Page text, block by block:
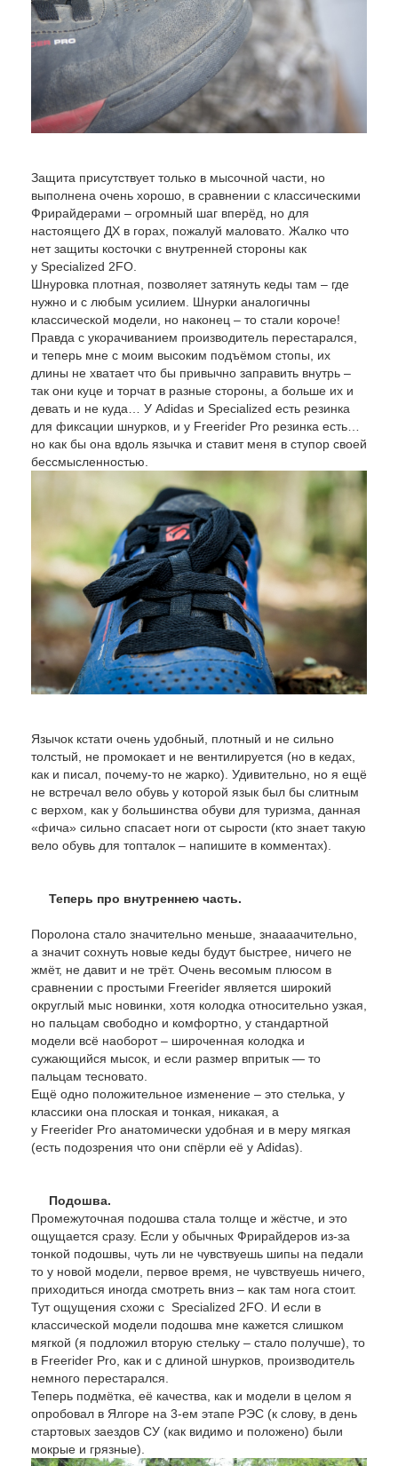
Защита присутствует только в мысочной части, но
выполнена очень хорошо, в сравнении с классическими
Фрирайдерами – огромный шаг вперёд, но для
настоящего ДХ в горах, пожалуй маловато. Жалко что
нет защиты косточки с внутренней стороны как
у Specialized 2FО.
Шнуровка плотная, позволяет затянуть кеды там – где
нужно и с любым усилием. Шнурки аналогичны
классической модели, но наконец – то стали короче!
Правда с укорачиванием производитель перестарался,
и теперь мне с моим высоким подъёмом стопы, их
длины не хватает что бы привычно заправить внутрь –
так они куце и торчат в разные стороны, а больше их и
девать и не куда… У Adidas и Specialized есть резинка
для фиксации шнурков, и у Freerider Pro резинка есть…
но как бы она вдоль язычка и ставит меня в ступор своей
бессмысленностью.
Язычок кстати очень удобный, плотный и не сильно
толстый, не промокает и не вентилируется (но в кедах,
как и писал, почему-то не жарко). Удивительно, но я ещё
не встречал вело обувь у которой язык был бы слитным
с верхом, как у большинства обуви для туризма, данная
«фича» сильно спасает ноги от сырости (кто знает такую
вело обувь для топталок – напишите в комментах).
Теперь про внутреннею часть.
Поролона стало значительно меньше, знаааачительно,
а значит сохнуть новые кеды будут быстрее, ничего не
жмёт, не давит и не трёт. Очень весомым плюсом в
сравнении с простыми Freerider является широкий
округлый мыс новинки, хотя колодка относительно узкая,
но пальцам свободно и комфортно, у стандартной
модели всё наоборот – широченная колодка и
сужающийся мысок, и если размер впритык — то
пальцам тесновато.
Ещё одно положительное изменение – это стелька, у
классики она плоская и тонкая, никакая, а
у Freerider Pro анатомически удобная и в меру мягкая
(есть подозрения что они спёрли её у Adidas).
Подошва.
Промежуточная подошва стала толще и жёстче, и это
ощущается сразу. Если у обычных Фрирайдеров из-за
тонкой подошвы, чуть ли не чувствуешь шипы на педали
то у новой модели, первое время, не чувствуешь ничего,
приходиться иногда смотреть вниз – как там нога стоит.
Тут ощущения схожи с Specialized 2FО. И если в
классической модели подошва мне кажется слишком
мягкой (я подложил вторую стельку – стало получше), то
в Freerider Pro, как и с длиной шнурков, производитель
немного перестарался.
Теперь подмётка, её качества, как и модели в целом я
опробовал в Ялгоре на 3-ем этапе РЭС (к слову, в день
стартовых заездов СУ (как видимо и положено) были
мокрые и грязные).